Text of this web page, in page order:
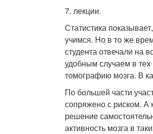
7. лекции.
Статистика
учимся. Но в то же
студента отвечали на
удобным случаем в
томографию мозга. В
По большей части
сопряжено с риском. А
решение
активность мозга в